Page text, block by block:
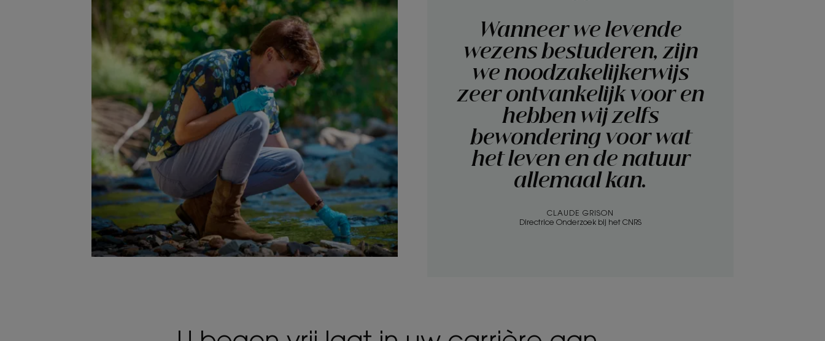
Wanneer we levende
wezens bestuderen, zijn
we noodzakelijkerwijs
zeer ontvankelijk voor en
hebben wij zelfs
bewondering voor wat
het leven en de natuur
allemaal kan.
CLAUDE GRISON
Directrice Onderzoek bij het CNRS